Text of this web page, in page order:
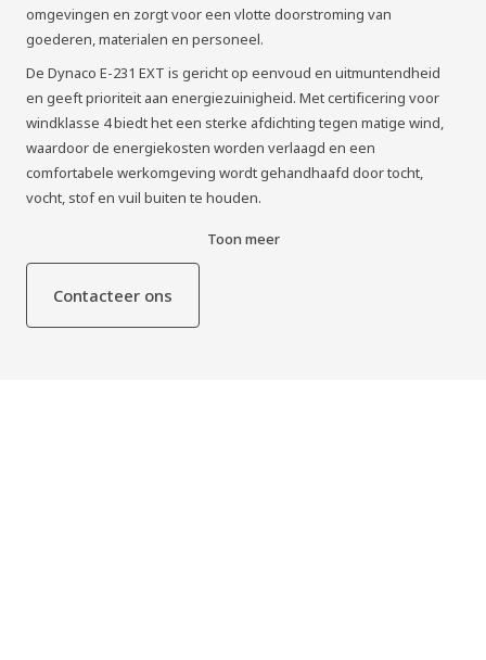
omgevingen en zorgt voor een vlotte doorstroming van
goederen, materialen en personeel.
De Dynaco E-231 EXT is gericht op eenvoud en uitmuntendheid
en geeft prioriteit aan energiezuinigheid. Met certificering voor
windklasse 4 biedt het een sterke afdichting tegen matige wind,
waardoor de energiekosten worden verlaagd en een
comfortabele werkomgeving wordt gehandhaafd door tocht,
vocht, stof en vuil buiten te houden.
gebruiksvriendelijke ontwerp van de Dynaco E-231 EXT, de
perfecte oplossing voor uw buitendeuren.
Toon meer
Contacteer ons